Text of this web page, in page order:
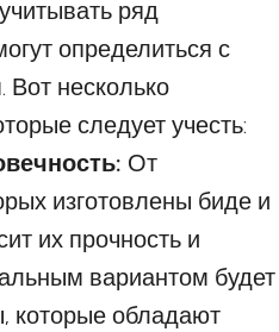
ряд
определиться с
несколько
следует учесть:
От
изготовлены биде и
их прочность и
вариантом будет
которые обладают